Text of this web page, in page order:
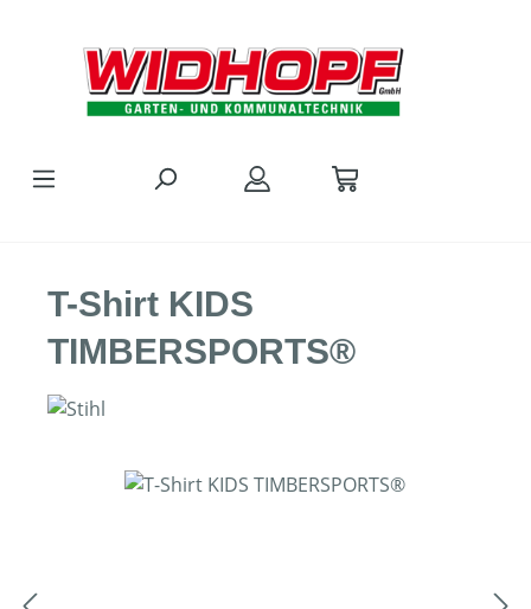
T-Shirt KIDS
TIMBERSPORTS®
Bildergalerie überspringen